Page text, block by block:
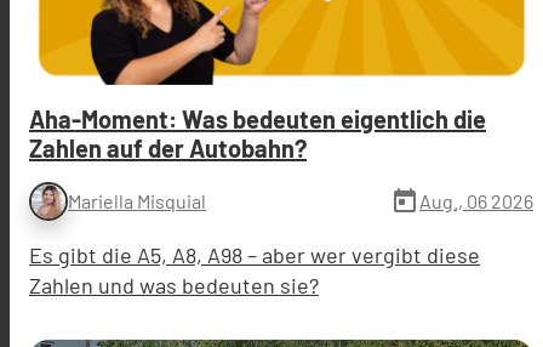
Aha-Moment: Was bedeuten eigentlich die
Zahlen auf der Autobahn?
Mariella Misquial today Aug., 06 2026
Es gibt die A5, A8, A98 – aber wer vergibt diese
Zahlen und was bedeuten sie?